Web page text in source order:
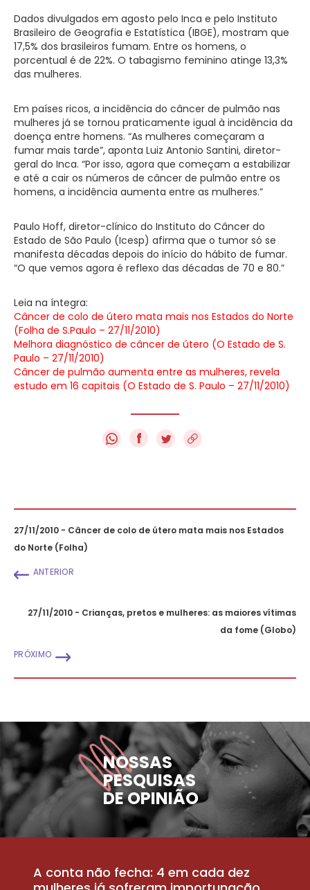
Dados divulgados em agosto pelo Inca e pelo Instituto
Brasileiro de Geografia e Estatística (IBGE), mostram que
17,5% dos brasileiros fumam. Entre os homens, o
porcentual é de 22%. O tabagismo feminino atinge 13,3%
das mulheres.
Em países ricos, a incidência do câncer de pulmão nas
mulheres já se tornou praticamente igual à incidência da
doença entre homens. “As mulheres começaram a
fumar mais tarde”, aponta Luiz Antonio Santini, diretor-
geral do Inca. “Por isso, agora que começam a estabilizar
e até a cair os números de câncer de pulmão entre os
homens, a incidência aumenta entre as mulheres.”
Paulo Hoff, diretor-clínico do Instituto do Câncer do
Estado de São Paulo (Icesp) afirma que o tumor só se
manifesta décadas depois do início do hábito de fumar.
“O que vemos agora é reflexo das décadas de 70 e 80.”
Leia na íntegra:
Câncer de colo de útero mata mais nos Estados do Norte
(Folha de S.Paulo – 27/11/2010)
Melhora diagnóstico de câncer de útero (O Estado de S.
Paulo – 27/11/2010)
Câncer de pulmão aumenta entre as mulheres, revela
estudo em 16 capitais (O Estado de S. Paulo – 27/11/2010)
f
27/11/2010 - Câncer de colo de útero mata mais nos Estados
do Norte (Folha)
ANTERIOR
27/11/2010 - Crianças, pretos e mulheres: as maiores vítimas
da fome (Globo)
PRÓXIMO
NOSSAS
PESQUISAS
DE OPINIÃO
A conta não fecha: 4 em cada dez